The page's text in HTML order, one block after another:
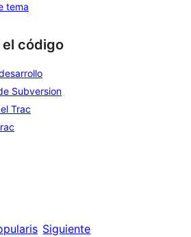
tema
el código
Subversion
Trac
Siguiente